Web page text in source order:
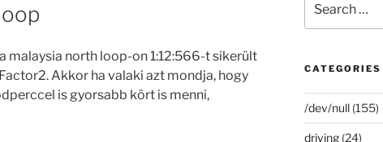
malaysia north loop-on 1:12:566-t sikerült
Akkor ha valaki azt mondja, hogy
is gyorsabb kört is menni,
for:
CATEGORIES
/dev/null(155)
driving(24)